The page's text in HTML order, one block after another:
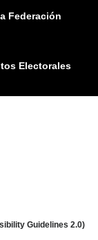
Federación
Electorales
Guidelines 2.0)